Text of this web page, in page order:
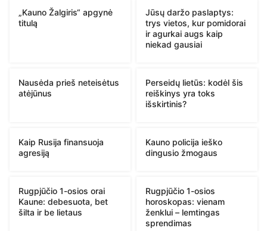
„Kauno Žalgiris“ apgynė
titulą
Jūsų daržo paslaptys:
trys vietos, kur pomidorai
ir agurkai augs kaip
niekad gausiai
Nausėda prieš neteisėtus
atėjūnus
Perseidų lietūs: kodėl šis
reiškinys yra toks
išskirtinis?
Kaip Rusija finansuoja
agresiją
Kauno policija ieško
dingusio žmogaus
Rugpjūčio 1-osios orai
Kaune: debesuota, bet
šilta ir be lietaus
Rugpjūčio 1-osios
horoskopas: vienam
ženklui – lemtingas
sprendimas